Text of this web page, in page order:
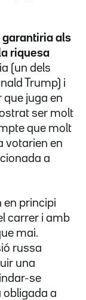
garantiria als
riquesa
(un dels
Trump) i
juga en
ser molt
que molt
votarien en
a
en principi
carrer i amb
mai.
russa
una
se
obligada a